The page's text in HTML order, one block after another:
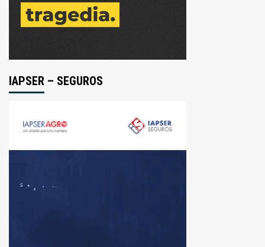
IAPSER – SEGUROS